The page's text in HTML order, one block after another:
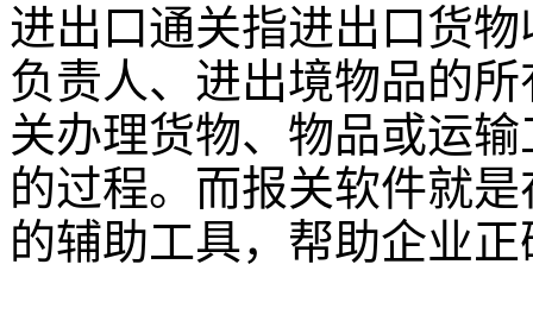
进出口通关指进出口货
负责人、进出境物品的
关办理货物、物品或运
的过程。而报关软件就
的辅助工具，帮助企业